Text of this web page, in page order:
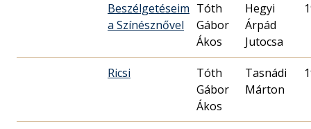
Beszélgetéseim
a Színésznővel
Tóth
Gábor
Ákos
Hegyi
Árpád
Jutocsa
Ricsi
Tóth
Gábor
Ákos
Tasnádi
Márton